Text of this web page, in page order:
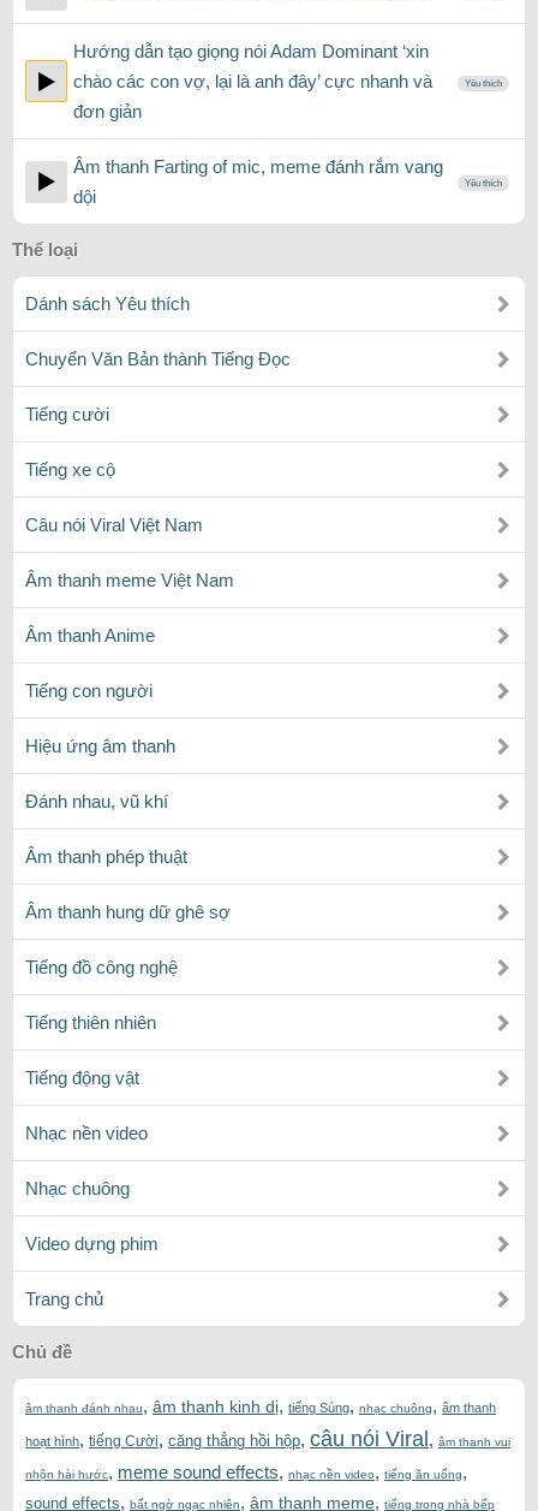
Hướng dẫn tạo giọng nói Adam Dominant ‘xin
chào các con vợ, lại là anh đây’ cực nhanh và
đơn giản
Yêu thích
Âm thanh Farting of mic, meme đánh rắm vang
dội
Yêu thích
Thể loại
Dánh sách Yêu thích
Chuyển Văn Bản thành Tiếng Đọc
Tiếng cười
Tiếng xe cộ
Câu nói Viral Việt Nam
Âm thanh meme Việt Nam
Âm thanh Anime
Tiếng con người
Hiệu ứng âm thanh
Đánh nhau, vũ khí
Âm thanh phép thuật
Âm thanh hung dữ ghê sợ
Tiếng đồ công nghệ
Tiếng thiên nhiên
Tiếng động vật
Nhạc nền video
Nhạc chuông
Video dựng phim
Trang chủ
Chủ đề
âm thanh đánh nhau, âm thanh kinh dị, tiếng Súng, nhạc chuông, âm thanh
hoạt hình, tiếng Cười, căng thẳng hồi hộp, câu nói Viral , âm thanh vui
nhộn hài hước, meme sound effects, nhạc nền video, tiếng ăn uống,
sound effects, bất ngờ ngạc nhiên, âm thanh meme, tiếng trong nhà bếp